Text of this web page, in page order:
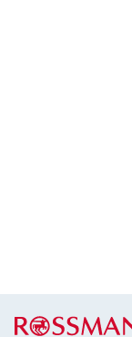
Lábléc